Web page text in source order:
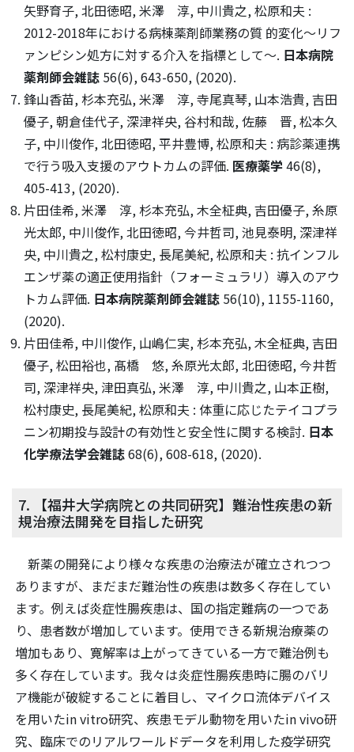
矢野育子, 北田徳昭, 米澤 淳, 中川貴之, 松原和夫 :
2012-2018年における病棟薬剤師業務の質 的変化〜リフ
ァンピシン処方に対する介入を指標として〜. 日本病院
薬剤師会雑誌 56(6), 643-650, (2020).
鋒山香苗, 杉本充弘, 米澤 淳, 寺尾真琴, 山本浩貴, 吉田
優子, 朝倉佳代子, 深津祥央, 谷村和哉, 佐藤 晋, 松本久
子, 中川俊作, 北田徳昭, 平井豊博, 松原和夫 : 病診薬連携
で行う吸入支援のアウトカムの評価. 医療薬学46(8),
405-413, (2020).
片田佳希, 米澤 淳, 杉本充弘, 木全柾典, 吉田優子, 糸原
光太郎, 中川俊作, 北田徳昭, 今井哲司, 池見泰明, 深津祥
央, 中川貴之, 松村康史, 長尾美紀, 松原和夫 : 抗インフル
エンザ薬の適正使用指針（フォーミュラリ）導入のアウ
トカム評価. 日本病院薬剤師会雑誌 56(10), 1155-1160,
(2020).
片田佳希, 中川俊作, 山嶋仁実, 杉本充弘, 木全柾典, 吉田
優子, 松田裕也, 髙橋 悠, 糸原光太郎, 北田徳昭, 今井哲
司, 深津祥央, 津田真弘, 米澤 淳, 中川貴之, 山本正樹,
松村康史, 長尾美紀, 松原和夫 : 体重に応じたテイコプラ
ニン初期投与設計の有効性と安全性に関する検討. 日本
化学療法学会雑誌68(6), 608-618, (2020).
7. 【福井大学病院との共同研究】難治性疾患の新
規治療法開発を目指した研究
新薬の開発により様々な疾患の治療法が確立されつつ
ありますが、まだまだ難治性の疾患は数多く存在してい
ます。例えば炎症性腸疾患は、国の指定難病の一つであ
り、患者数が増加しています。使用できる新規治療薬の
増加もあり、寛解率は上がってきている一方で難治例も
多く存在しています。我々は炎症性腸疾患時に腸のバリ
ア機能が破綻することに着目し、マイクロ流体デバイス
を用いたin vitro研究、疾患モデル動物を用いたin vivo研
究、臨床でのリアルワールドデータを利用した疫学研究